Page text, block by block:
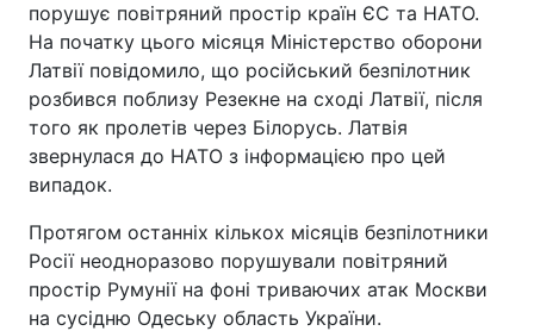
порушує повітряний простір країн ЄС та НАТО.
На початку цього місяця Міністерство оборони
Латвії повідомило, що російський безпілотник
розбився поблизу Резекне на сході Латвії, після
того як пролетів через Білорусь. Латвія
звернулася до НАТО з інформацією про цей
випадок.
Протягом останніх кількох місяців безпілотники
Росії неодноразово порушували повітряний
простір Румунії на фоні триваючих атак Москви
на сусідню Одеську область України.